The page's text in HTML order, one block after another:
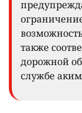
также
дорожной
службе